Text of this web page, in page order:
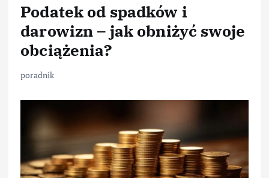
Podatek od spadków i
darowizn – jak obniżyć swoje
obciążenia?
poradnik